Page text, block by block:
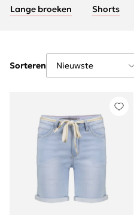
Lange broeken Shorts
Sorteren